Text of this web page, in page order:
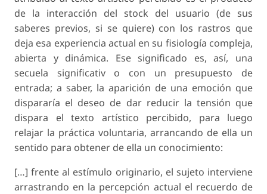
de la interacción del stock del usuario (de sus
saberes previos, si se quiere) con los rastros que
deja esa experiencia actual en su fisiología compleja,
abierta y dinámica. Ese significado es, así, una
secuela significativ o con un presupuesto de
entrada; a saber, la aparición de una emoción que
dispararía el deseo de dar reducir la tensión que
dispara el texto artístico percibido, para luego
relajar la práctica voluntaria, arrancando de ella un
sentido para obtener de ella un conocimiento:
[…] frente al estímulo originario, el sujeto interviene
arrastrando en la percepción actual el recuerdo de